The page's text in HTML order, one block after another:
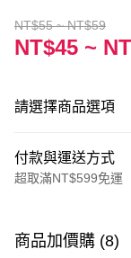
NT$55 ~ NT$59
NT$45 ~
請選擇商品選項
付款與運送方式
超取滿NT$599免運
信用卡一次付款
商品加價購 (8)